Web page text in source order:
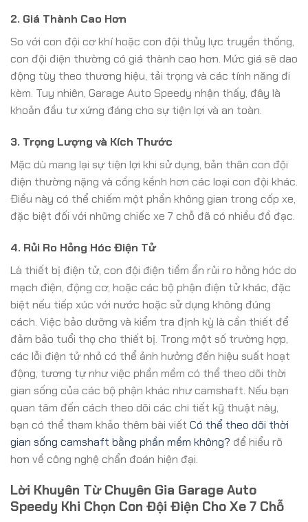
2. Giá Thành Cao Hơn
So với con đội cơ khí hoặc con đội thủy lực truyền thống,
con đội điện thường có giá thành cao hơn. Mức giá sẽ dao
động tùy theo thương hiệu, tải trọng và các tính năng đi
kèm. Tuy nhiên, Garage Auto Speedy nhận thấy, đây là
khoản đầu tư xứng đáng cho sự tiện lợi và an toàn.
3. Trọng Lượng và Kích Thước
Mặc dù mang lại sự tiện lợi khi sử dụng, bản thân con đội
điện thường nặng và cồng kềnh hơn các loại con đội khác.
Điều này có thể chiếm một phần không gian trong cốp xe,
đặc biệt đối với những chiếc xe 7 chỗ đã có nhiều đồ đạc.
4. Rủi Ro Hỏng Hóc Điện Tử
Là thiết bị điện tử, con đội điện tiềm ẩn rủi ro hỏng hóc do
mạch điện, động cơ, hoặc các bộ phận điện tử khác, đặc
biệt nếu tiếp xúc với nước hoặc sử dụng không đúng
cách. Việc bảo dưỡng và kiểm tra định kỳ là cần thiết để
đảm bảo tuổi thọ cho thiết bị. Trong một số trường hợp,
các lỗi điện tử nhỏ có thể ảnh hưởng đến hiệu suất hoạt
động, tương tự như việc phần mềm có thể theo dõi thời
gian sống của các bộ phận khác như camshaft. Nếu bạn
quan tâm đến cách theo dõi các chi tiết kỹ thuật này,
bạn có thể tham khảo thêm bài viết Có thể theo dõi thời
gian sống camshaft bằng phần mềm không? để hiểu rõ
hơn về công nghệ chẩn đoán hiện đại.
Lời Khuyên Từ Chuyên Gia Garage Auto
Speedy Khi Chọn Con Đội Điện Cho Xe 7 Chỗ